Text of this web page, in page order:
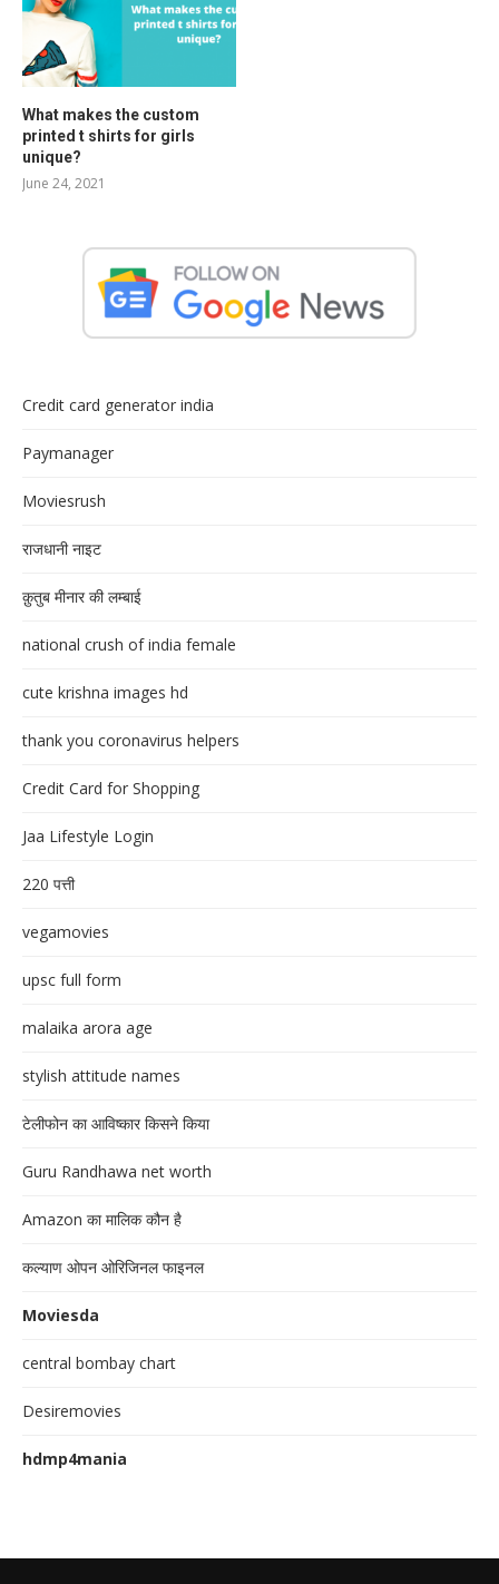
What makes the custom
printed t shirts for girls
unique?
June 24, 2021
Credit card generator india
Paymanager
Moviesrush
राजधानी नाइट
क़ुतुब मीनार की लम्बाई
national crush of india female
cute krishna images hd
thank you coronavirus helpers
Credit Card for Shopping
Jaa Lifestyle Login
220 पत्ती
vegamovies
upsc full form
malaika arora age
stylish attitude names
टेलीफोन का आविष्कार किसने किया
Guru Randhawa net worth
Amazon का मालिक कौन है
कल्याण ओपन ओरिजिनल फाइनल
Moviesda
central bombay chart
Desiremovies
hdmp4mania